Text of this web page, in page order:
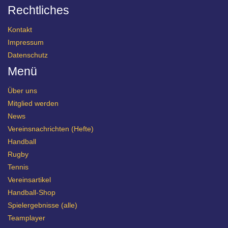
Rechtliches
Kontakt
Impressum
Datenschutz
Menü
Über uns
Mitglied werden
News
Vereinsnachrichten (Hefte)
Handball
Rugby
Tennis
Vereinsartikel
Handball-Shop
Spielergebnisse (alle)
Teamplayer